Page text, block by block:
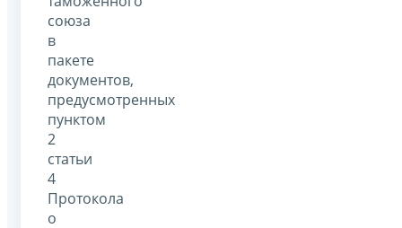
союза
в
пакете
документов,
предусмотренных
пунктом
2
статьи
4
Протокола
о